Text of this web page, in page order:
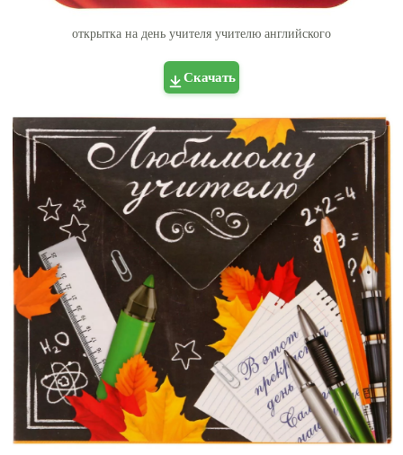
открытка на день учителя учителю английского
Скачать